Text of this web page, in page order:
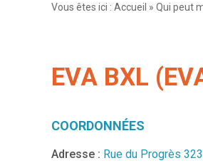
Vous êtes ici : Accueil » Qui peut
EVA BXL
COORDONNÉES
Adresse : Rue du Progrès